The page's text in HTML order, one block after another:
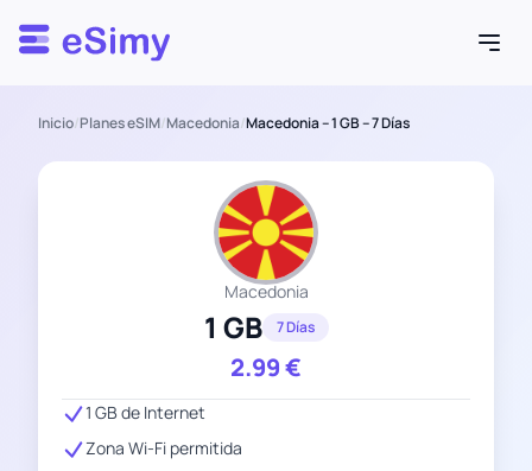
Esimy
Inicio/Planes eSIM/Macedonia/Macedonia – 1 GB – 7 Días
Macedonia
1 GB 7 Días
2.99€
1 GB de Internet
Zona Wi-Fi permitida